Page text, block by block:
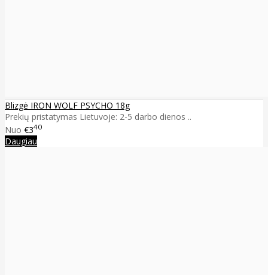
Blizgė IRON WOLF PSYCHO 18g
Prekių pristatymas Lietuvoje: 2-5 darbo dienos ..
Nuo €340
Daugiau